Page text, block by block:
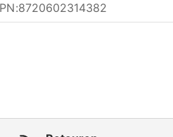
8720602314382